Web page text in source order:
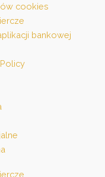
cookies
bankowej